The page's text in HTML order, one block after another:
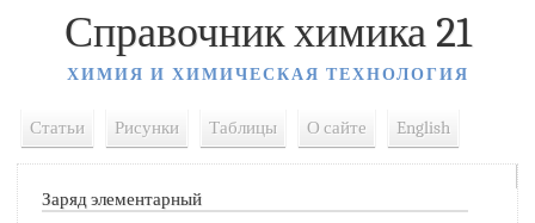
Справочник химика 21
ХИМИЯ И ХИМИЧЕСКАЯ ТЕХНОЛОГИЯ
Статьи Рисунки Таблицы О сайте English
Заряд элементарный